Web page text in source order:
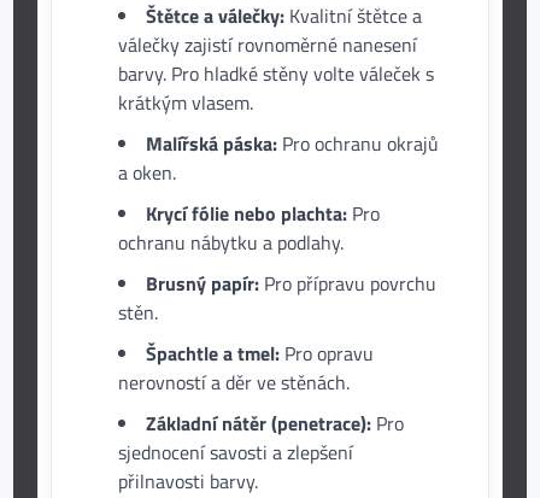
Štětce a válečky: Kvalitní štětce a
válečky zajistí rovnoměrné nanesení
barvy. Pro hladké stěny volte váleček s
krátkým vlasem.
Malířská páska: Pro ochranu okrajů
a oken.
Krycí fólie nebo plachta: Pro
ochranu nábytku a podlahy.
Brusný papír: Pro přípravu povrchu
stěn.
Špachtle a tmel: Pro opravu
nerovností a děr ve stěnách.
Základní nátěr (penetrace): Pro
sjednocení savosti a zlepšení
přilnavosti barvy.